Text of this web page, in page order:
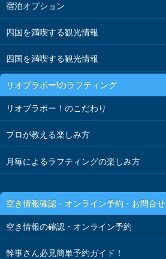
宿泊オプション
四国を満喫する観光情報
四国を満喫する観光情報
リオブラボー!のラフティング
リオブラボー！のこだわり
プロが教える楽しみ方
月毎によるラフティングの楽しみ方
空き情報確認・オンライン予約・お問合せ
空き情報の確認・オンライン予約
幹事さん必見簡単予約ガイド！